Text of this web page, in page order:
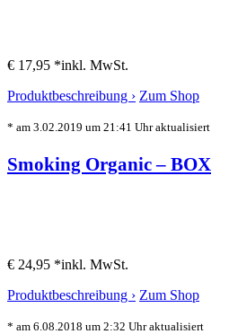
€ 17,95 *inkl. MwSt.
Produktbeschreibung › Zum Shop
* am 3.02.2019 um 21:41 Uhr aktualisiert
Smoking Organic – BOX
€ 24,95 *inkl. MwSt.
Produktbeschreibung › Zum Shop
* am 6.08.2018 um 2:32 Uhr aktualisiert